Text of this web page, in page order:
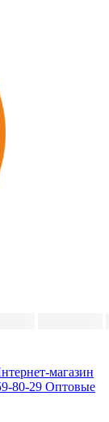
магазин
80-29 Оптовые